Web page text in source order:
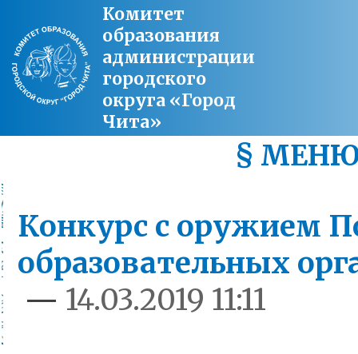
Комитет
образования
администрации
городского
округа «Город
Чита»
§
Конкурс с оружием
образовательных
— 14.03.2019 11:11